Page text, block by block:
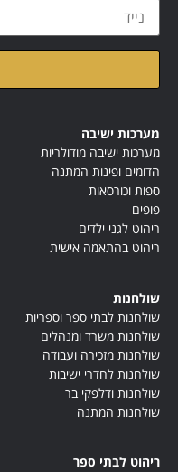
מערכות ישיבה
מערכות ישיבה מודולריות
הדומים ופינות המתנה
ספות וכורסאות
פופים
ריהוט לגני ילדים
ריהוט בהתאמה אישית
שולחנות
שולחנות לבתי ספר וספריות
שולחנות משרד ומנהלים
שולחנות מזכירה ועבודה
שולחנות לחדרי ישיבות
שולחנות ודלפקי בר
שולחנות המתנה
ריהוט לבתי ספר